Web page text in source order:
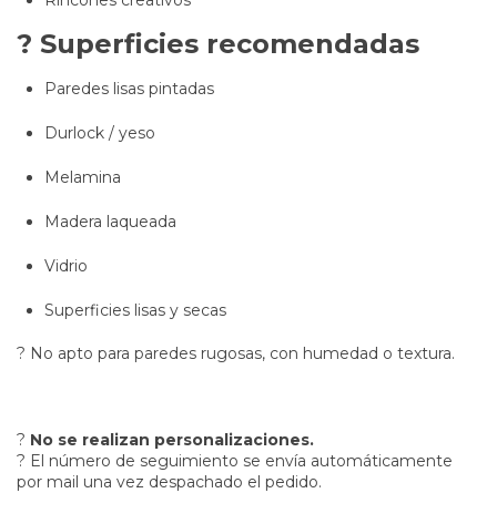
? Superficies recomendadas
Paredes lisas pintadas
Durlock / yeso
Melamina
Madera laqueada
Vidrio
Superficies lisas y secas
? No apto para paredes rugosas, con humedad o textura.
? No se realizan personalizaciones.
? El número de seguimiento se envía automáticamente
por mail una vez despachado el pedido.